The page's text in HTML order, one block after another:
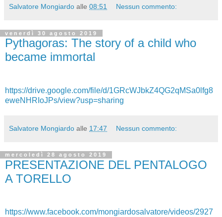
Salvatore Mongiardo alle 08:51 Nessun commento:
venerdì 30 agosto 2019
Pythagoras: The story of a child who
became immortal
https://drive.google.com/file/d/1GRcWJbkZ4QG2qMSa0lfg8
eweNHRIoJPs/view?usp=sharing
Salvatore Mongiardo alle 17:47 Nessun commento:
mercoledì 28 agosto 2019
PRESENTAZIONE DEL PENTALOGO
A TORELLO
https://www.facebook.com/mongiardosalvatore/videos/2927